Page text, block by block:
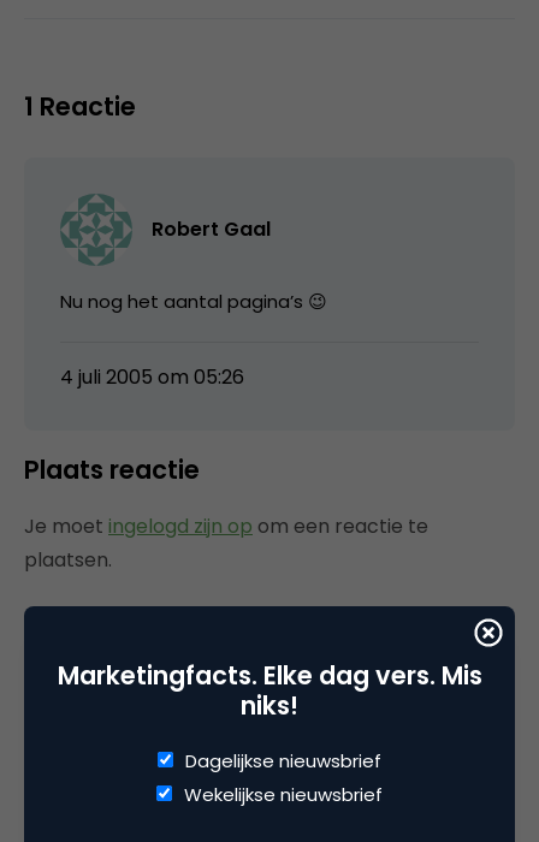
1 Reactie
Robert Gaal
Nu nog het aantal pagina’s 😉
4 juli 2005 om 05:26
Plaats reactie
Je moet ingelogd zijn op om een reactie te
plaatsen.
Gerelateerde artikelen
AI-logogeneratoren: dit zijn de
populairste tools voor
marketeers
Marketingfacts. Elke dag vers. Mis
niks!
Dagelijkse nieuwsbrief
Wekelijkse nieuwsbrief